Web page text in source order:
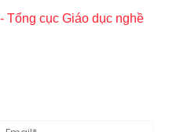
Tổng cục Giáo dục nghề